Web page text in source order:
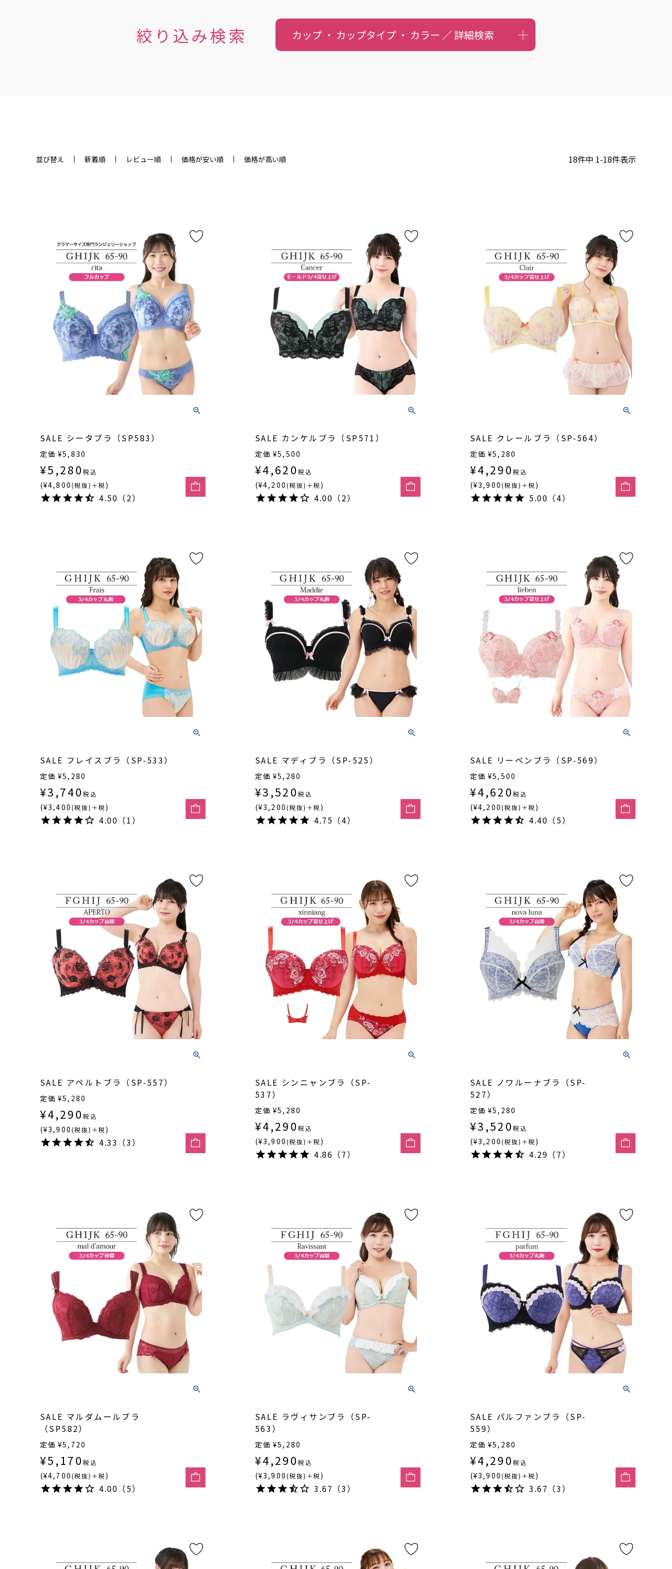
絞り込み検索 カップ ・ カップタイプ ・ カラー ／ 詳細検索
並び替え 新着順 レビュー順 価格が安い順 価格が高い順 18件中 1-18件表示
SALE シータブラ（SP583）
定価 ¥5,830
¥5,280 税込
(¥4,800(税抜)＋税)
4.50（2）
SALE カンケルブラ（SP571）
定価 ¥5,500
¥4,620 税込
(¥4,200(税抜)＋税)
4.00（2）
SALE クレールブラ（SP-564）
定価 ¥5,280
¥4,290 税込
(¥3,900(税抜)＋税)
5.00（4）
SALE フレイスブラ（SP-533）
定価 ¥5,280
¥3,740 税込
(¥3,400(税抜)＋税)
4.00（1）
SALE マディブラ（SP-525）
定価 ¥5,280
¥3,520 税込
(¥3,200(税抜)＋税)
4.75（4）
SALE リーベンブラ（SP-569）
定価 ¥5,500
¥4,620 税込
(¥4,200(税抜)＋税)
4.40（5）
SALE アペルトブラ（SP-557）
定価 ¥5,280
¥4,290 税込
(¥3,900(税抜)＋税)
4.33（3）
SALE シンニャンブラ（SP-
537）
定価 ¥5,280
¥4,290 税込
(¥3,900(税抜)＋税)
4.86（7）
SALE ノワルーナブラ（SP-
527）
定価 ¥5,280
¥3,520 税込
(¥3,200(税抜)＋税)
4.29（7）
SALE マルダムールブラ
（SP582）
定価 ¥5,720
¥5,170 税込
(¥4,700(税抜)＋税)
4.00（5）
SALE ラヴィサンブラ（SP-
563）
定価 ¥5,280
¥4,290 税込
(¥3,900(税抜)＋税)
3.67（3）
SALE パルファンブラ（SP-
559）
定価 ¥5,280
¥4,290 税込
(¥3,900(税抜)＋税)
3.67（3）